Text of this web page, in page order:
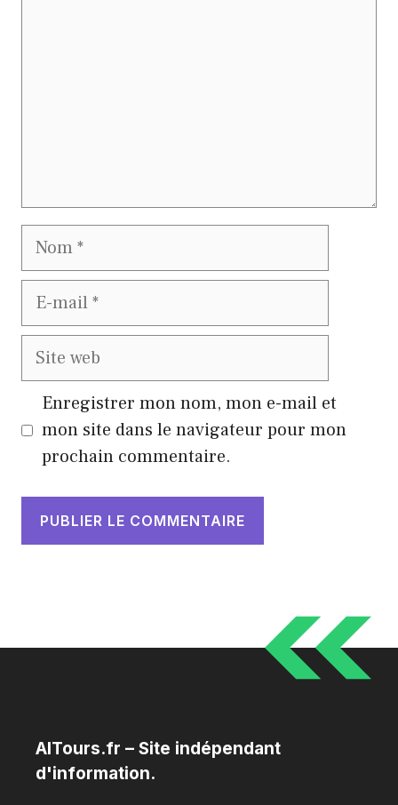
Nom
E-
Site
Enregistrer mon nom, mon e-mail et
mon site dans le navigateur pour mon
prochain commentaire.
AITours.fr – Site indépendant
d'information.